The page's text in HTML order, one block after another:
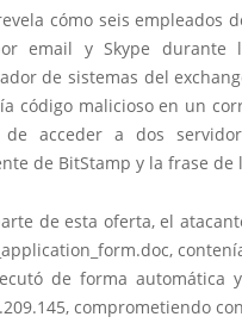
cómo seis empleados
email y Skype durante
de sistemas del
código malicioso en un
de acceder a dos
de BitStamp y la frase de
de esta oferta, el
de forma automática
comprometiendo